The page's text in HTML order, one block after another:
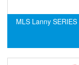
Eltherm
ELVEM Vietnam
Emaco
MLS Lanny